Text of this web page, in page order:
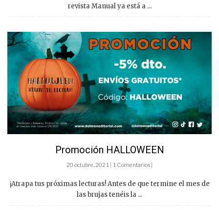
revista Manual ya está a ...
Promoción HALLOWEEN
20 octubre, 2021 | 1 Comentarios |
¡Atrapa tus próximas lecturas! Antes de que termine el mes de
las brujas tenéis la ...